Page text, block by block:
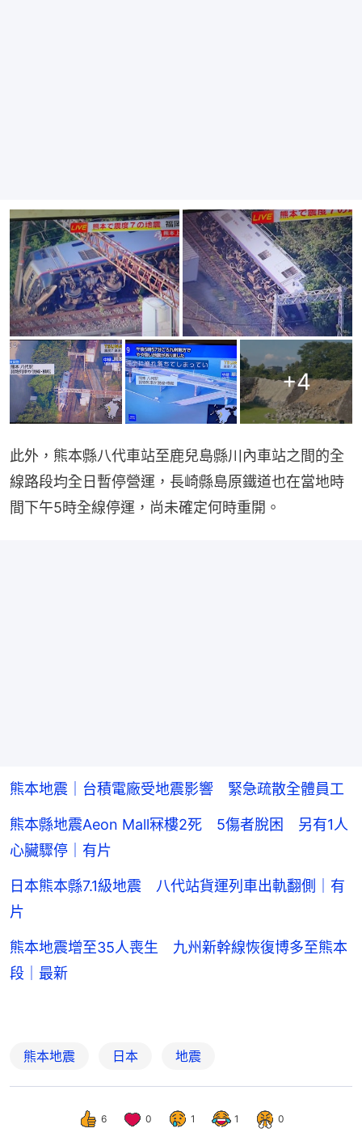
+4
此外，熊本縣八代車站至鹿兒島縣川內車站之間的全
線路段均全日暫停營運，長崎縣島原鐵道也在當地時
間下午5時全線停運，尚未確定何時重開。
熊本地震｜台積電廠受地震影響 緊急疏散全體員工
熊本縣地震Aeon Mall冧樓2死 5傷者脫困 另有1人
心臟驟停｜有片
日本熊本縣7.1級地震 八代站貨運列車出軌翻側｜有
片
熊本地震增至35人喪生 九州新幹線恢復博多至熊本
段｜最新
熊本地震 日本 地震
6 0 1 1 0